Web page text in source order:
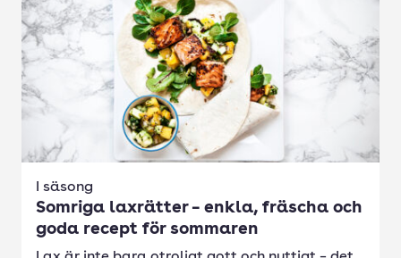
I säsong
Somriga laxrätter – enkla, fräscha och
goda recept för sommaren